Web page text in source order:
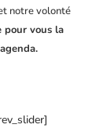
notre volonté
pour vous la